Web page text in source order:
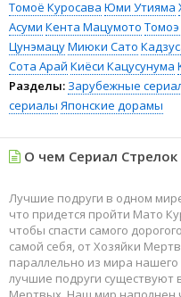
Томоё Куросава Юми Утияма
Асуми Кента Мацумото
ЦунэмацуМиюки Сато
Сота Арай Киёси Кацусунума
Разделы: Зарубежные
сериалы Японские дорамы
О чем Сериал Стрелок
Лучшие подруги в одном
что придется пройти Мато
чтобы спасти самого
самой себя, от Хозяйки
параллельно из мира
лучшие подруги существуют